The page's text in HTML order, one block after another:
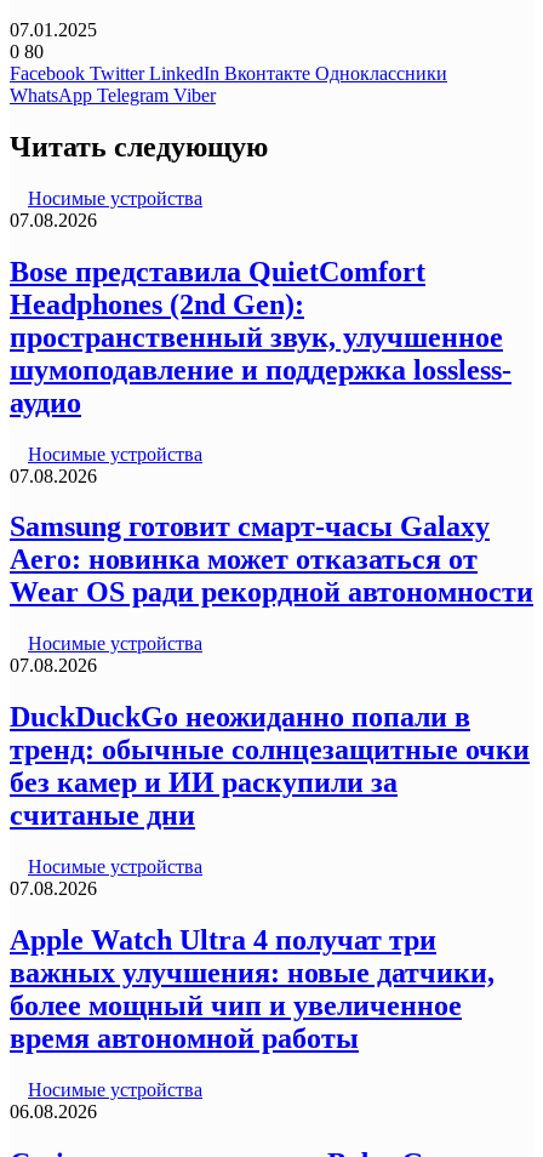
07.01.2025
0 80
Facebook Twitter LinkedIn Вконтакте Одноклассники
WhatsApp Telegram Viber
Читать следующую
Носимые устройства
07.08.2026
Bose представила QuietComfort
Headphones (2nd Gen):
пространственный звук, улучшенное
шумоподавление и поддержка lossless-
аудио
Носимые устройства
07.08.2026
Samsung готовит смарт-часы Galaxy
Aero: новинка может отказаться от
Wear OS ради рекордной автономности
Носимые устройства
07.08.2026
DuckDuckGo неожиданно попали в
тренд: обычные солнцезащитные очки
без камер и ИИ раскупили за
считаные дни
Носимые устройства
07.08.2026
Apple Watch Ultra 4 получат три
важных улучшения: новые датчики,
более мощный чип и увеличенное
время автономной работы
Носимые устройства
06.08.2026